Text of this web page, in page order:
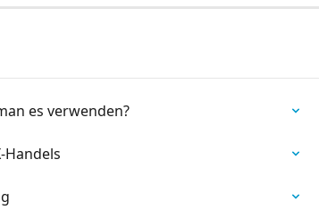
es verwenden?
Handels